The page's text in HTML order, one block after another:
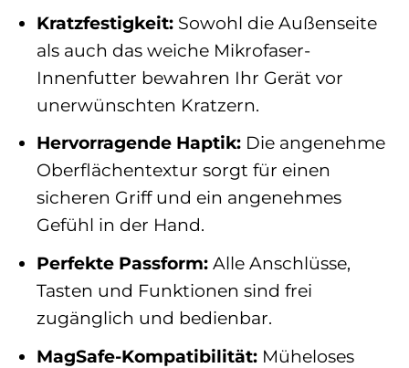
Kratzfestigkeit:Sowohl die Außenseite
als auch das weiche Mikrofaser-
Innenfutter bewahren Ihr Gerät vor
unerwünschten Kratzern.
Hervorragende Haptik:Die angenehme
Oberflächentextur sorgt für einen
sicheren Griff und ein angenehmes
Gefühl in der Hand.
Perfekte Passform:Alle Anschlüsse,
Tasten und Funktionen sind frei
zugänglich und bedienbar.
MagSafe-Kompatibilität:Müheloses